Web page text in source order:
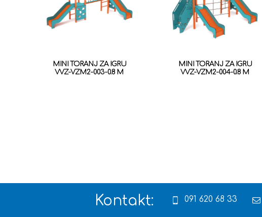
MINI TORANJ ZA IGRU
VVZ-VZM2-003-0.8 M
MINI TORANJ ZA IGRU
VVZ-VZM2-004-0.8 M
Kontakt: 091 620 68 33